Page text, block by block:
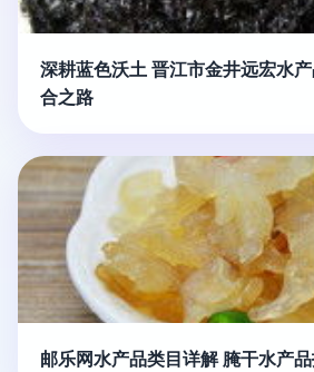
深耕蓝色沃土 晋江市金井远宏水
合之路
邮乐网水产品类目详解 腌干水产